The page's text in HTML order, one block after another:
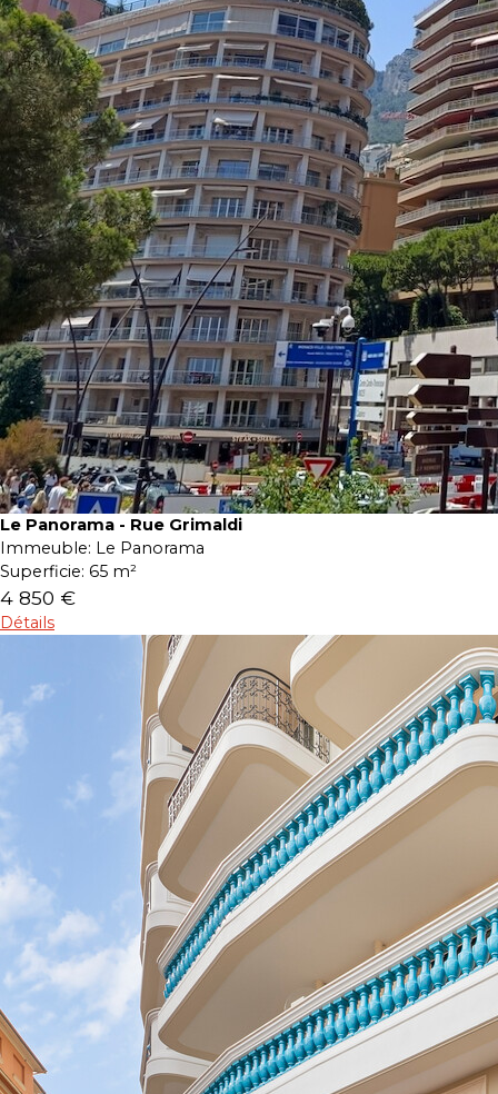
Le Panorama - Rue Grimaldi
Immeuble: Le Panorama
Superficie: 65 m²
4 850 €
Détails